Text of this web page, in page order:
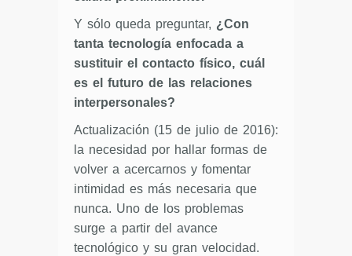
Y sólo queda preguntar, ¿Con
tanta tecnología enfocada a
sustituir el contacto físico, cuál
es el futuro de las relaciones
interpersonales?
Actualización (15 de julio de 2016):
la necesidad por hallar formas de
volver a acercarnos y fomentar
intimidad es más necesaria que
nunca. Uno de los problemas
surge a partir del avance
tecnológico y su gran velocidad.